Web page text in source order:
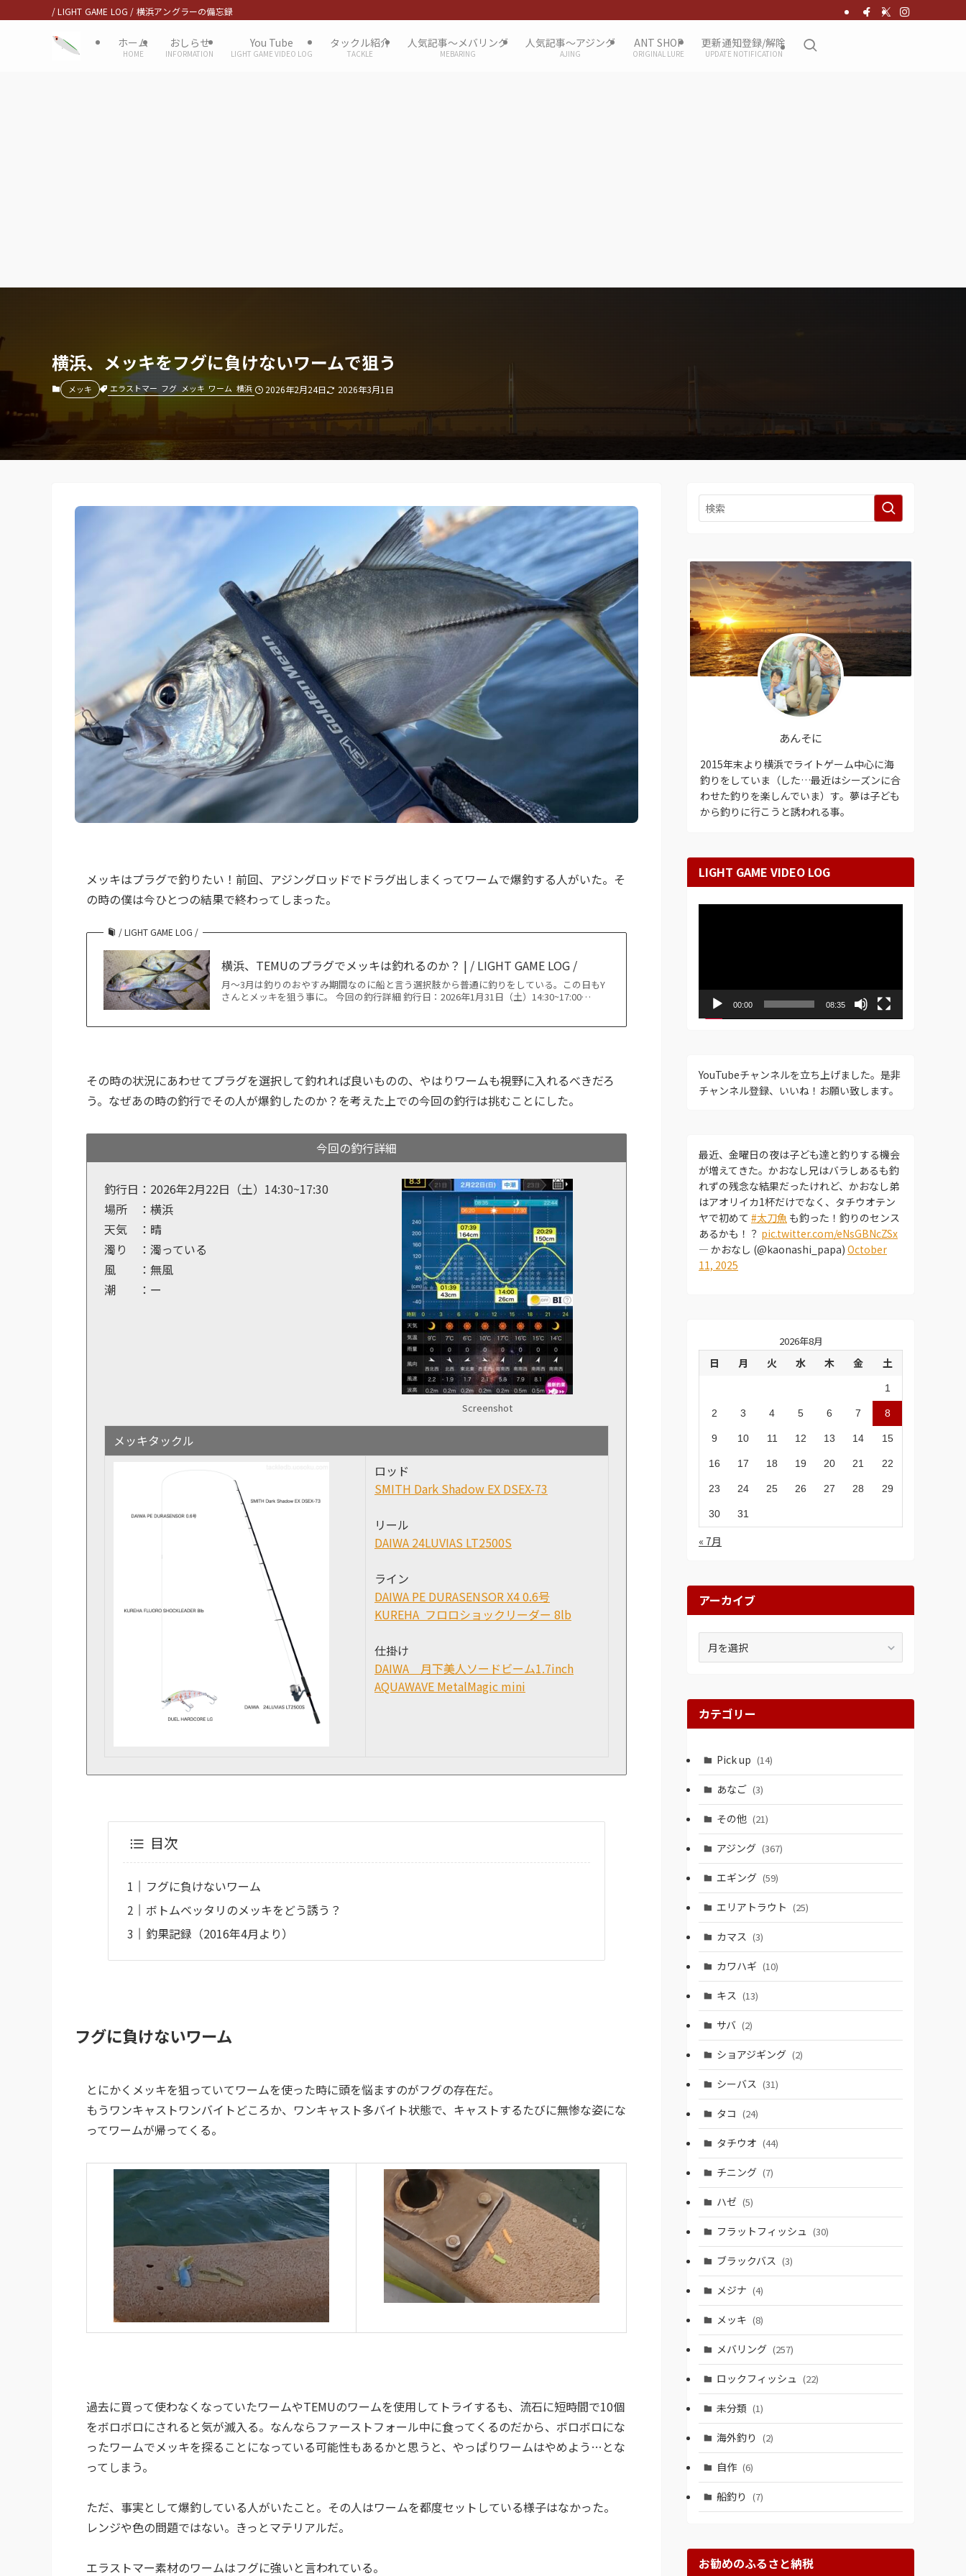
/ LIGHT GAME LOG / 横浜アングラーの備忘録
ホーム
HOME
おしらせ
INFORMATION
You Tube
LIGHT GAME VIDEO LOG
タックル紹介
TACKLE
人気記事〜メバリング
MEBARING
人気記事〜アジング
AJING
ANT SHOP
ORIGINAL LURE
更新通知登録/解除
UPDATE NOTIFICATION
横浜、メッキをフグに負けないワームで狙う
メッキ エラストマー フグ メッキ ワーム 横浜 2026年2月24日 2026年3月1日
メッキはプラグで釣りたい！前回、アジングロッドでドラグ出しまくってワームで爆釣する人がいた。そ
の時の僕は今ひとつの結果で終わってしまった。
/ LIGHT GAME LOG /
横浜、TEMUのプラグでメッキは釣れるのか？ | / LIGHT GAME LOG /
月〜3月は釣りのおやすみ期間なのに船と言う選択肢から普通に釣りをしている。この日もY
さんとメッキを狙う事に。 今回の釣行詳細 釣行日：2026年1月31日（土）14:30~17:00…
その時の状況にあわせてプラグを選択して釣れれば良いものの、やはりワームも視野に入れるべきだろ
う。なぜあの時の釣行でその人が爆釣したのか？を考えた上での今回の釣行は挑むことにした。
今回の釣行詳細
釣行日：2026年2月22日（土）14:30~17:30
場所 ：横浜
天気 ：晴
濁り ：濁っている
風 ：無風
潮 ：ー
Screenshot
メッキタックル
ロッド
SMITH Dark Shadow EX DSEX-73
リール
DAIWA 24LUVIAS LT2500S
ライン
DAIWA PE DURASENSOR X4 0.6号
KUREHA フロロショックリーダー 8lb
仕掛け
DAIWA 月下美人ソードビーム1.7inch
AQUAWAVE MetalMagic mini
目次
フグに負けないワーム
ボトムベッタリのメッキをどう誘う？
釣果記録（2016年4月より）
フグに負けないワーム
とにかくメッキを狙っていてワームを使った時に頭を悩ますのがフグの存在だ。
もうワンキャストワンバイトどころか、ワンキャスト多バイト状態で、キャストするたびに無惨な姿にな
ってワームが帰ってくる。
過去に買って使わなくなっていたワームやTEMUのワームを使用してトライするも、流石に短時間で10個
をボロボロにされると気が滅入る。なんならファーストフォール中に食ってくるのだから、ボロボロにな
ったワームでメッキを探ることになっている可能性もあるかと思うと、やっぱりワームはやめよう…とな
ってしまう。
ただ、事実として爆釣している人がいたこと。その人はワームを都度セットしている様子はなかった。
レンジや色の問題ではない。きっとマテリアルだ。
エラストマー素材のワームはフグに強いと言われている。
あんそに
2015年末より横浜でライトゲーム中心に海
釣りをしていま（した…最近はシーズンに合
わせた釣りを楽しんでいま）す。夢は子ども
から釣りに行こうと誘われる事。
LIGHT GAME VIDEO LOG
ヤ
00:00 08:35
YouTubeチャンネルを立ち上げました。是非
チャンネル登録、いいね！お願い致します。
最近、金曜日の夜は子ども達と釣りする機会
が増えてきた。かおなし兄はバラしあるも釣
れずの残念な結果だったけれど、かおなし弟
はアオリイカ1杯だけでなく、タチウオテン
ヤで初めて #太刀魚 も釣った！釣りのセンス
あるかも！？ pic.twitter.com/eNsGBNcZSx
— かおなし (@kaonashi_papa) October
11, 2025
2026年8月
日 月 火 水 木 金 土
1
2 3 4 5 6 7 8
9 10 11 12 13 14 15
16 17 18 19 20 21 22
23 24 25 26 27 28 29
30 31
« 7月
アーカイブ
ブ
カテゴリー
Pick up (14)
あなご (3)
その他 (21)
アジング (367)
エギング (59)
エリアトラウト (25)
カマス (3)
カワハギ (10)
キス (13)
サバ (2)
ショアジギング (2)
シーバス (31)
タコ (24)
タチウオ (44)
チニング (7)
ハゼ (5)
フラットフィッシュ (30)
ブラックバス (3)
メジナ (4)
メッキ (8)
メバリング (257)
ロックフィッシュ (22)
未分類 (1)
海外釣り (2)
自作 (6)
船釣り (7)
お勧めのふるさと納税